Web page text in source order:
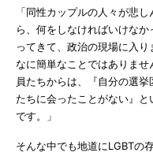
「同性カップルの人々が悲
ら、何をしなければいけな
ってきて、政治の現場に入
なに簡単なことではありま
員たちからは、『自分の選
たちに会ったことがない』
です。」
そんな中でも地道にLGBTの